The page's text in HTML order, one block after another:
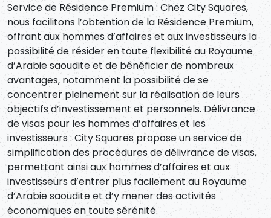
Service de Résidence Premium : Chez City Squares,
nous facilitons l’obtention de la Résidence Premium,
offrant aux hommes d’affaires et aux investisseurs la
possibilité de résider en toute flexibilité au Royaume
d’Arabie saoudite et de bénéficier de nombreux
avantages, notamment la possibilité de se
concentrer pleinement sur la réalisation de leurs
objectifs d’investissement et personnels. Délivrance
de visas pour les hommes d’affaires et les
investisseurs : City Squares propose un service de
simplification des procédures de délivrance de visas,
permettant ainsi aux hommes d’affaires et aux
investisseurs d’entrer plus facilement au Royaume
d’Arabie saoudite et d’y mener des activités
économiques en toute sérénité.